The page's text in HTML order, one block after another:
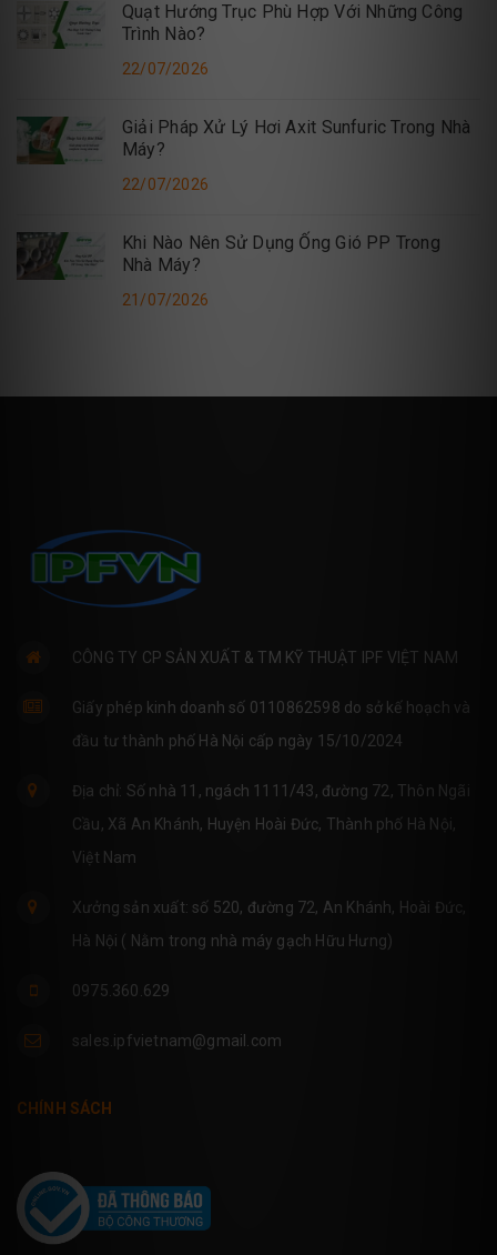
Quạt Hướng Trục Phù Hợp Với Những Công
Trình Nào?
22/07/2026
Giải Pháp Xử Lý Hơi Axit Sunfuric Trong Nhà
Máy?
22/07/2026
Khi Nào Nên Sử Dụng Ống Gió PP Trong
Nhà Máy?
21/07/2026
CÔNG TY CP SẢN XUẤT & TM KỸ THUẬT IPF VIỆT NAM
Giấy phép kinh doanh số 0110862598 do sở kế hoạch và
đầu tư thành phố Hà Nội cấp ngày 15/10/2024
Địa chỉ: Số nhà 11, ngách 1111/43, đường 72, Thôn Ngãi
Cầu, Xã An Khánh, Huyện Hoài Đức, Thành phố Hà Nội,
Việt Nam
Xưởng sản xuất: số 520, đường 72, An Khánh, Hoài Đức,
Hà Nội ( Nằm trong nhà máy gạch Hữu Hưng)
0975.360.629
sales.ipfvietnam@gmail.com
CHÍNH SÁCH